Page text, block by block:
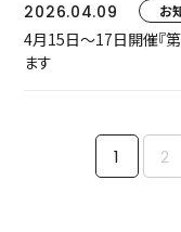
2026.04.09 お
4月15日～17日開催『
ます
1 2